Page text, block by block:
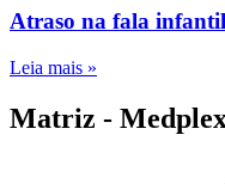
Atraso na fala
Leia mais »
Matriz -